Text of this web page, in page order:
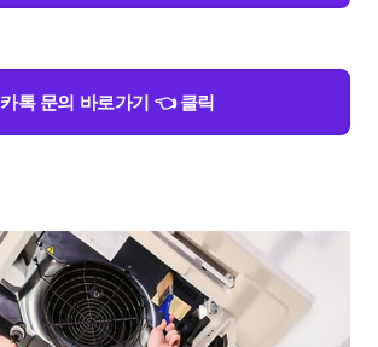
카톡 문의 바로가기 👈 클릭